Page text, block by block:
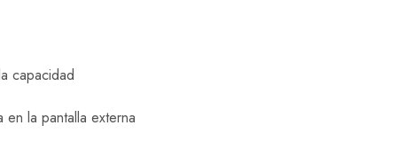
capacidad
en la pantalla externa